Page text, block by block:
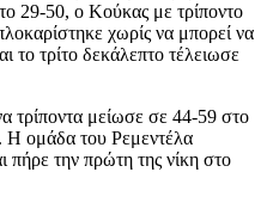
29-50, ο Κούκας με τρίποντο
χωρίς να μπορεί να
το τρίτο δεκάλεπτο τέλειωσε
μείωσε σε 44-59 στο
Η ομάδα του Ρεμεντέλα
πήρε την πρώτη της νίκη στο